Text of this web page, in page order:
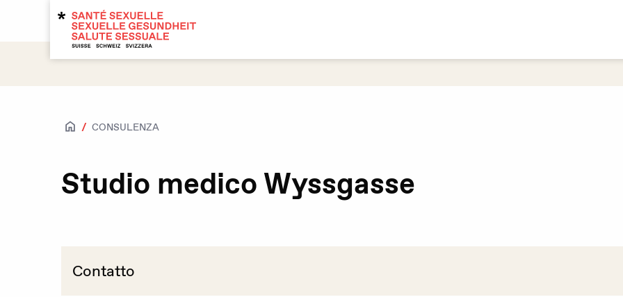
Accesso per tutte e tutti
HIV / IST
CONSULENZA
Studio medico Wyssgasse
Contatto